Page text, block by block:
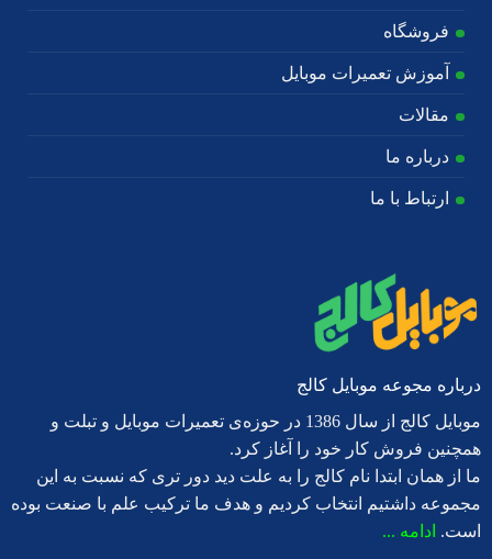
فروشگاه
آموزش تعمیرات موبایل
مقالات
درباره ما
ارتباط با ما
درباره مجوعه موبایل کالج
موبایل کالج از سال 1386 در حوزه‌ی تعمیرات موبایل و تبلت و
همچنین فروش کار خود را آغاز کرد.
ما از همان ابتدا نام کالج را به علت دید دور تری که نسبت به این
مجموعه داشتیم انتخاب کردیم و هدف ما ترکیب علم با صنعت بوده
است. ادامه ...